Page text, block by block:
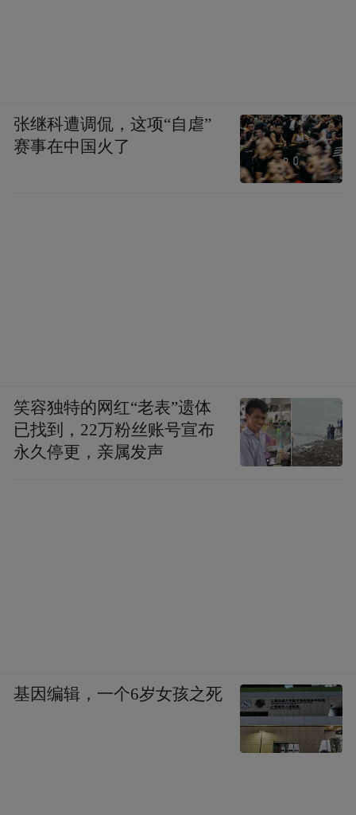
张继科遭调侃，这项“自虐”
赛事在中国火了
笑容独特的网红“老表”遗体
已找到，22万粉丝账号宣布
永久停更，亲属发声
基因编辑，一个6岁女孩之死